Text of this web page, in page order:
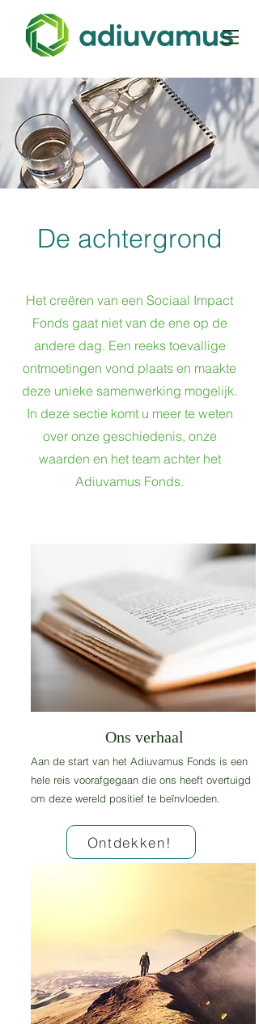
De achtergrond
Het creëren van een Sociaal Impact
Fonds gaat niet van de ene op de
andere dag. Een reeks toevallige
ontmoetingen vond plaats en maakte
deze unieke samenwerking mogelijk.
In deze sectie komt u meer te weten
over onze geschiedenis, onze
waarden en het team achter het
Adiuvamus Fonds.
Ons verhaal
Aan de start van het Adiuvamus Fonds is een
hele reis voorafgegaan die ons heeft overtuigd
om deze wereld positief te beïnvloeden.
Ontdekken!